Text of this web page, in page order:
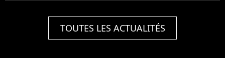
TOUTES LES ACTUALITÉS